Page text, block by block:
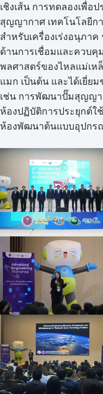
เชิงเส้น การทดลองเพื่อ
สุญญากาศ เทคโนโลยีก
สำหรับเครื่องเร่งอนุภา
ด้านการเชื่อมและควบ
พลศาสตร์ของไหลแม่เห
แมก เป็นต้น และได้เยี่ย
เช่น การพัฒนาปั๊มสุญญา
ห้องปฏิบัติการประยุกต์ใ
ห้องพัฒนาต้นแบบอุปกร